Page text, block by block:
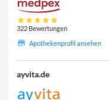
322 Bewertungen
Apothekenprofil ansehen
ayvita.de